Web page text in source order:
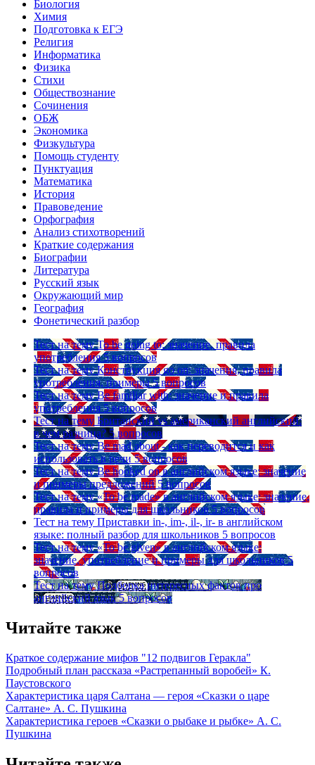
Биология
Химия
Подготовка к ЕГЭ
Религия
Информатика
Физика
Стихи
Обществознание
Сочинения
ОБЖ
Экономика
Физкультура
Помощь студенту
Пунктуация
Математика
История
Правоведение
Орфография
Анализ стихотворений
Краткие содержания
Биографии
Литература
Русский язык
Окружающий мир
География
Фонетический разбор
Тест на тему To be going to: значение, правила
употребления 5 вопросов
Тест на тему Конструкция go on: значения, правила
употребления, примеры 5 вопросов
Тест на тему Be familiar with: значение и правила
употребления 5 вопросов
Тест на тему Британский vs американский английский:
в чем разница? 5 вопросов
Тест на тему Be mad about - как переводится и как
использовать в речи 5 вопросов
Тест на тему Be hooked on в английском языке: значение
и примеры предложений 5 вопросов
Тест на тему «To be made» в английском языке: значение,
правила и примеры для школьников 5 вопросов
Тест на тему Приставки in-, im-, il-, ir- в английском
языке: полный разбор для школьников 5 вопросов
Тест на тему «To be given» в английском языке:
значение, употребление и примеры для школьников 5
вопросов
Тест на тему Подборка интересных фактов про
английский язык 5 вопросов
Читайте также
Краткое содержание мифов "12 подвигов Геракла"
Подробный план рассказа «Растрепанный воробей» К.
Паустовского
Характеристика царя Салтана — героя «Сказки о царе
Салтане» А. С. Пушкина
Характеристика героев «Сказки о рыбаке и рыбке» А. С.
Пушкина